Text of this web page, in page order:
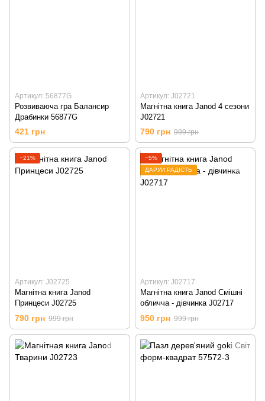
Артикул: 56877G
Розвиваюча гра Балансир
Драбинки 56877G
421 грн
Артикул: J02721
Магнітна книга Janod 4 сезони
J02721
790 грн 999 грн
−21%
Артикул: J02725
Магнітна книга Janod
Принцеси J02725
790 грн 999 грн
−5%
ДАРУЙ РАДІСТЬ
Артикул: J02717
Магнітна книга Janod Смішні
обличча - дівчинка J02717
950 грн 999 грн